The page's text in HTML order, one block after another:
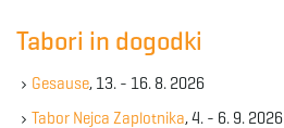
e
y
Tabori in dogodki
Gesause, 13. - 16. 8. 2026
Tabor Nejca Zaplotnika, 4. - 6. 9. 2026